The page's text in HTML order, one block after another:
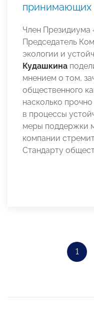
принимающих
Член
Председатель
экологии и
Кудашкина
мнением о том,
общественного
насколько
в процессы
меры поддержки
компании
Стандарту
1